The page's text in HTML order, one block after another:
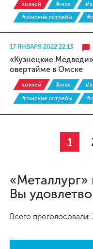
хоккей #мхл
#омские ястребы
17 ЯНВАРЯ 2022 22:13
«Кузнецкие
овертайме в Омске
хоккей #мхл
#омские ястребы
1
«Металлург»
Вы
Всего проголосовали: